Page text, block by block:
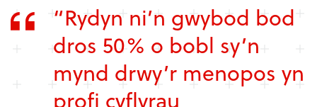
“Rydyn ni’n gwybod bod
dros 50% o bobl sy’n
mynd drwy’r menopos yn
profi cyflyrau